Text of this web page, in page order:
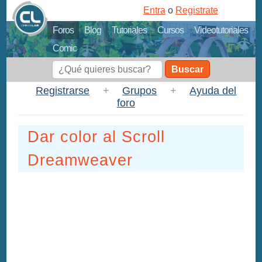
Foros Blog Tutoriales Cursos
Videotutoriales
Comic
Entra o Registrate
Buscar
Registrarse + Grupos +
Ayuda del
foro
Dar color al Scroll
Dreamweaver